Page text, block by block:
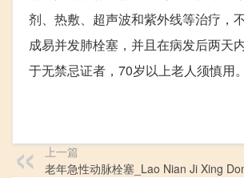
剂、热敷、超声波和紫外线等治疗，
成易并发肺栓塞，并且在病发后两天
于无禁忌证者，70岁以上老人须慎用。
上一篇
老年急性动脉栓塞_Lao Nian Ji Xing